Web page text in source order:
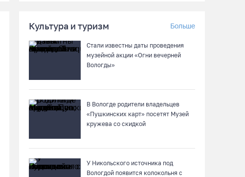
Шумоэкран на Белозерском шоссе в Вологде
05.08.26 / 15:09
Ремонт улицы Чернышевского в Вологде
завершат на полгода раньше, чем
планировали
05.08.26 / 14:54
05.08.26 / 14:13
Культура и туризм Больше
Стали известны даты проведения
музейной акции «Огни вечерней
Вологды»
В Вологде родители владельцев
«Пушкинских карт» посетят Музей
кружева со скидкой
У Никольского источника под
Вологдой появится колокольня с